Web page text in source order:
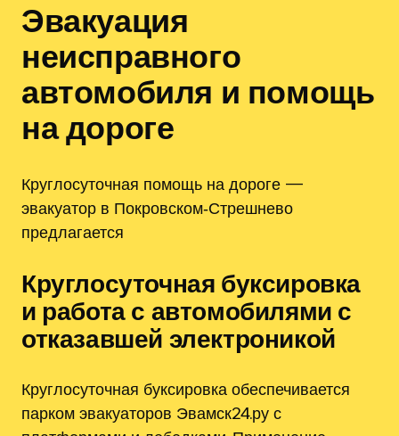
Эвакуация
неисправного
автомобиля и помощь
на дороге
Круглосуточная помощь на дороге —
эвакуатор в Покровском‑Стрешнево
предлагается
Круглосуточная буксировка
и работа с автомобилями с
отказавшей электроникой
Круглосуточная буксировка обеспечивается
парком эвакуаторов Эвамск24.ру с